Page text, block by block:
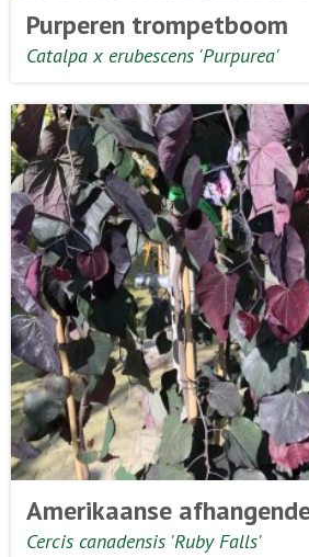
Purperen trompetboom
Catalpa x erubescens 'Purpurea'
Amerikaanse
Cercis canadensis 'Ruby Falls'